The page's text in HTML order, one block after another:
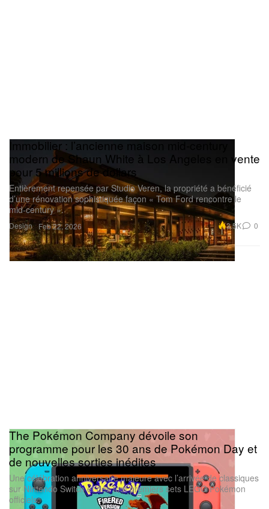
Design
Immobilier : l’ancienne maison mid‑century
modern de Shaun White à Los Angeles en vente
pour 5 millions de dollars
Entièrement repensée par Studio Veren, la propriété a bénéficié
d’une rénovation sophistiquée façon « Tom Ford rencontre le
mid‑century ».
Feb 22, 2026 3.5K 0
The Pokémon Company dévoile son
programme pour les 30 ans de Pokémon Day et
de nouvelles sorties inédites
Une célébration anniversaire majeure avec l’arrivée de classiques
sur Nintendo Switch et des tout premiers sets LEGO Pokémon
officiels.